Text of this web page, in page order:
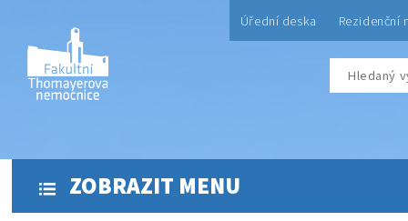
Úřední deska Rezidenční
ZOBRAZIT MENU